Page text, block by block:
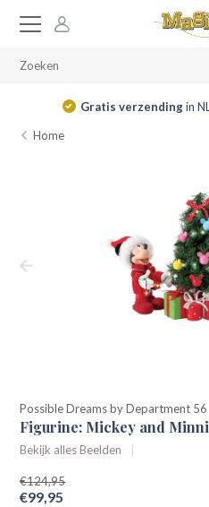
Gratis verzendingin
Home
Possible Dreams by Department 56
Figurine: Mickey and
Bekijk alles Beelden
€124,95
€99,95